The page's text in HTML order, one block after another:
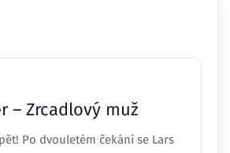
– Zrcadlový muž
Po dvouletém čekání se Lars